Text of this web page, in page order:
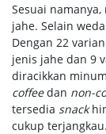
Sesuai
jahe. Selain
Dengan 22
jenis jahe dan 9
diracikkan
coffeedan non-
tersedia snack
cukup terjangkau.